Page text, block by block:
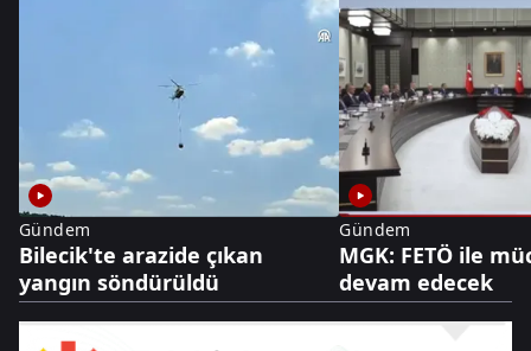
Gündem
Bilecik'te arazide çıkan
yangın söndürüldü
Gündem
MGK: FETÖ ile
devam edecek